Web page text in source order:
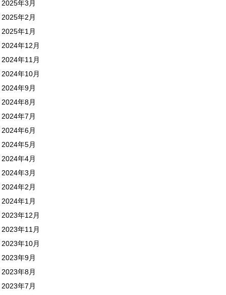
2025年3月
2025年2月
2025年1月
2024年12月
2024年11月
2024年10月
2024年9月
2024年8月
2024年7月
2024年6月
2024年5月
2024年4月
2024年3月
2024年2月
2024年1月
2023年12月
2023年11月
2023年10月
2023年9月
2023年8月
2023年7月